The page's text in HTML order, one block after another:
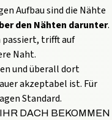
Aufbau sind die Nähte
den Nähten darunter.
passiert, trifft auf
Naht.
und überall dort
akzeptabel ist. Für
Standard.
DACH BEKOMMEN